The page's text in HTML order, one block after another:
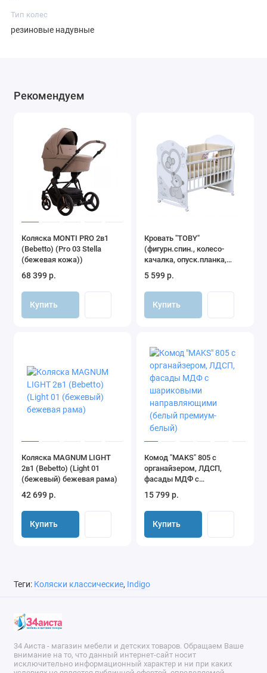
Тип колес
резиновые надувные
Рекомендуем
Коляска MONTI PRO 2в1
(Bebetto) (Pro 03 Stella
(бежевая кожа))
68 399 р.
Купить
Кровать "TOBY"
(фигурн.спин., колесо-
качалка, опуск.планка,
накладка ПВХ), ЛДСП
(белый)
5 599 р.
Купить
Коляска MAGNUM LIGHT
2в1 (Bebetto) (Light 01
(бежевый) бежевая рама)
42 699 р.
Купить
Комод "MAKS" 805 с
органайзером, ЛДСП,
фасады МДФ с
шариковыми
направляющими (белый
премиум-белый)
15 799 р.
Купить
Теги: Коляски классические, Indigo
34 Аиста - магазин мебели и детских товаров. Обращаем Ваше
внимание на то, что данный интернет-сайт носит
исключительно информационный характер и ни при каких